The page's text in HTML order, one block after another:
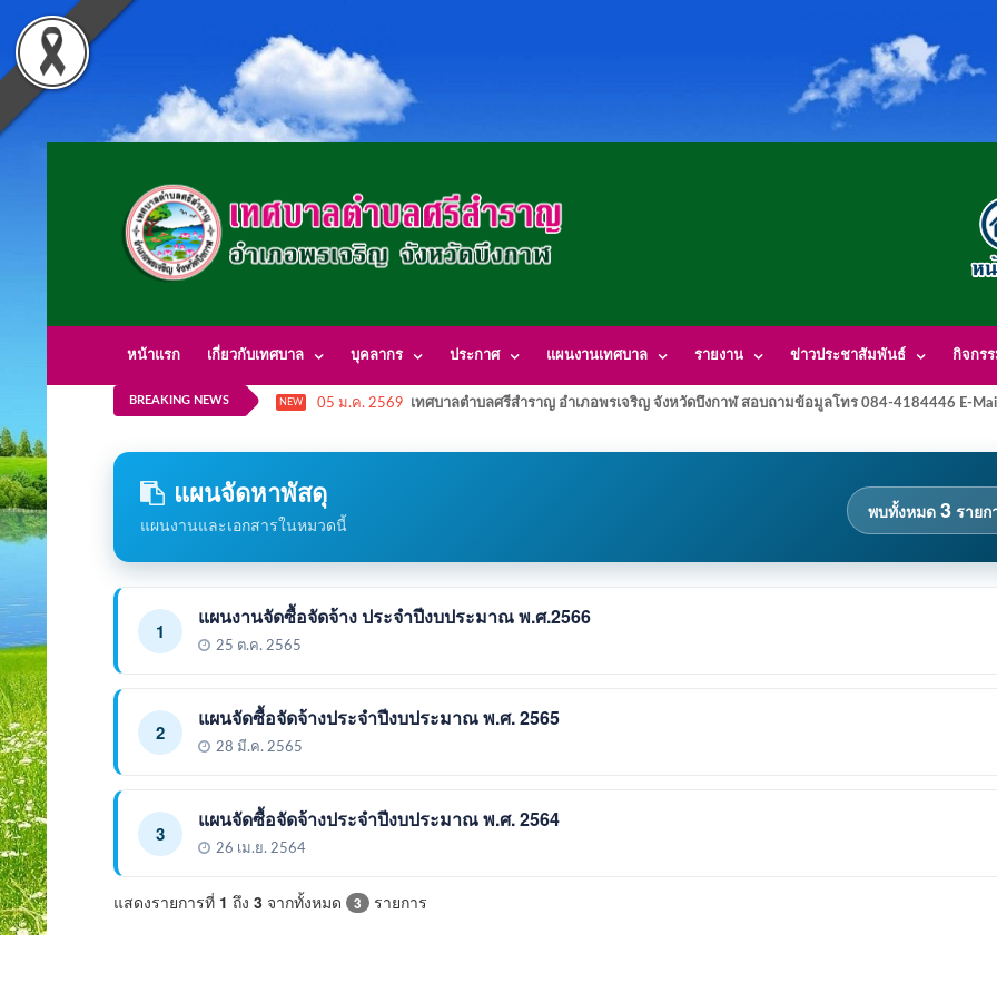
หน้าแรก เกี่ยวกับเทศบาล บุคลากร ประกาศ แผนงานเทศบาล รายงาน ข่าวประชาสัมพันธ์ กิจกรร
BREAKING NEWS NEW 05 ม.ค. 2569 เทศบาลตำบลศรีสำราญ อำเภอพรเจริญ จังหวัดบึงกาฬ สอบถามข้อมูลโทร 084-4184446 E-
แผนจัดหาพัสดุ
แผนงานและเอกสารในหมวดนี้
พบทั้งหมด 3รายก
1
แผนงานจัดซื้อจัดจ้าง ประจำปีงบประมาณ พ.ศ.2566
25 ต.ค. 2565
2
แผนจัดซื้อจัดจ้างประจำปีงบประมาณ พ.ศ. 2565
28 มี.ค. 2565
3
แผนจัดซื้อจัดจ้างประจำปีงบประมาณ พ.ศ. 2564
26 เม.ย. 2564
แสดงรายการที่ 1 ถึง 3 จากทั้งหมด 3 รายการ